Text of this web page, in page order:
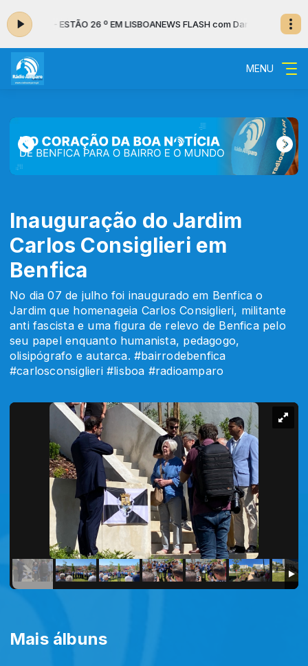
18:07 - ESTÃO 26 º EM LISBOANEWS FLASH com Daniel Vieira das
MENU
Inauguração do Jardim
Carlos Consiglieri em
Benfica
No dia 07 de julho foi inaugurado em Benfica o
Jardim que homenageia Carlos Consiglieri, militante
anti fascista e uma figura de relevo de Benfica pelo
seu papel enquanto humanista, pedagogo,
olisipógrafo e autarca. #bairrodebenfica
#carlosconsiglieri #lisboa #radioamparo
Mais álbuns